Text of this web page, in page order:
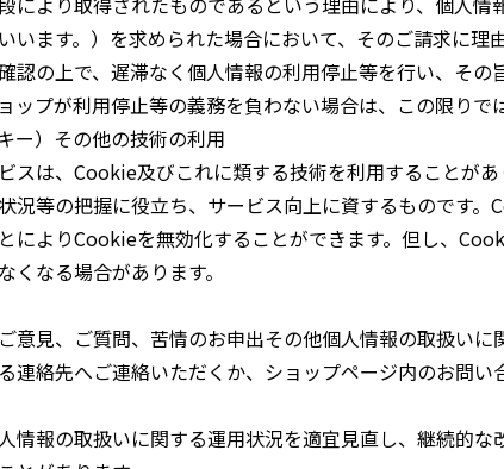
います。）を求められた場合において、そのご請求に
認の上で、遅滞なく個人情報の利用停止等を行い、そ
ップが利用停止等の義務を負わない場合は、この限りで
ー）その他の技術の利用
スは、Cookie及びこれに類する技術を利用することが
況等の把握に役立ち、サービス向上に資するものです
によりCookieを無効化することができます。但し、
くなる場合があります。
意見、ご質問、苦情のお申出その他個人情報の取扱い
連絡先へご連絡いただくか、ショップページ内のお問い
情報の取扱いに関する運用状況を適宜見直し、継続的